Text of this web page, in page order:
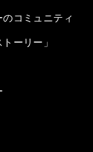
コミュニティ
ーリー」